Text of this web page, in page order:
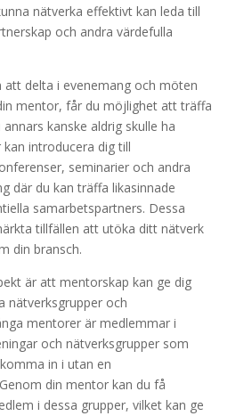
nätverka effektivt kan leda till
och andra värdefulla
delta i evenemang och möten
mentor, får du möjlighet att träffa
kanske aldrig skulle ha
introducera dig till
seminarier och andra
där du kan träffa likasinnade
samarbetspartners. Dessa
tillfällen att utöka ditt nätverk
din bransch.
är att mentorskap kan ge dig
nätverksgrupper och
mentorer är medlemmar i
och nätverksgrupper som
in i utan en
din mentor kan du få
i dessa grupper, vilket kan ge